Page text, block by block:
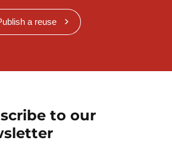
a reuse
to our